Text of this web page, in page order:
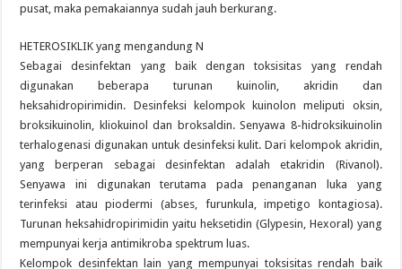
pusat, maka pemakaiannya sudah jauh berkurang.
HETEROSIKLIK yang mengandung N
Sebagai desinfektan yang baik dengan toksisitas yang rendah
digunakan beberapa turunan kuinolin, akridin dan
heksahidropirimidin. Desinfeksi kelompok kuinolon meliputi oksin,
broksikuinolin, kliokuinol dan broksaldin. Senyawa 8-hidroksikuinolin
terhalogenasi digunakan untuk desinfeksi kulit. Dari kelompok akridin,
yang berperan sebagai desinfektan adalah etakridin (Rivanol).
Senyawa ini digunakan terutama pada penanganan luka yang
terinfeksi atau piodermi (abses, furunkula, impetigo kontagiosa).
Turunan heksahidropirimidin yaitu heksetidin (Glypesin, Hexoral) yang
mempunyai kerja antimikroba spektrum luas.
Kelompok desinfektan lain yang mempunyai toksisitas rendah baik